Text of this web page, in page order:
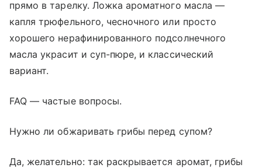
прямо в тарелку. Ложка ароматного масла —
капля трюфельного, чесночного или просто
хорошего нерафинированного подсолнечного
масла украсит и суп-пюре, и классический
вариант.
FAQ — частые вопросы.
Нужно ли обжаривать грибы перед супом?
Да, желательно: так раскрывается аромат, грибы